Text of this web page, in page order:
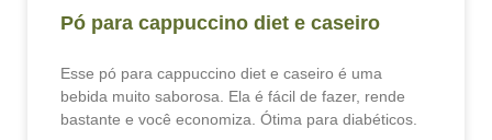
Pó para cappuccino diet e caseiro
Esse pó para cappuccino diet e caseiro é uma
bebida muito saborosa. Ela é fácil de fazer, rende
bastante e você economiza. Ótima para diabéticos.